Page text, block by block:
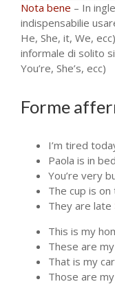
Nota bene – In
indispensabilie
He, She, it, We,
informale di solito
You’re, She’s, ecc)
Forme
I’m tired
Paola is in bed
You’re very
The cup is
They are late
This is my
These are
That is my car
Those are